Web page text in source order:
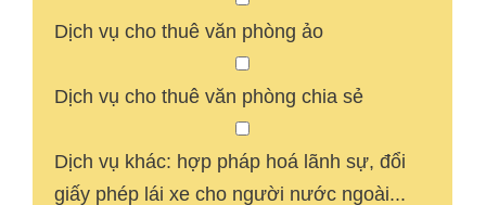
Dịch vụ cho thuê văn phòng ảo
Dịch vụ cho thuê văn phòng chia sẻ
Dịch vụ khác: hợp pháp hoá lãnh sự, đổi
giấy phép lái xe cho người nước ngoài...